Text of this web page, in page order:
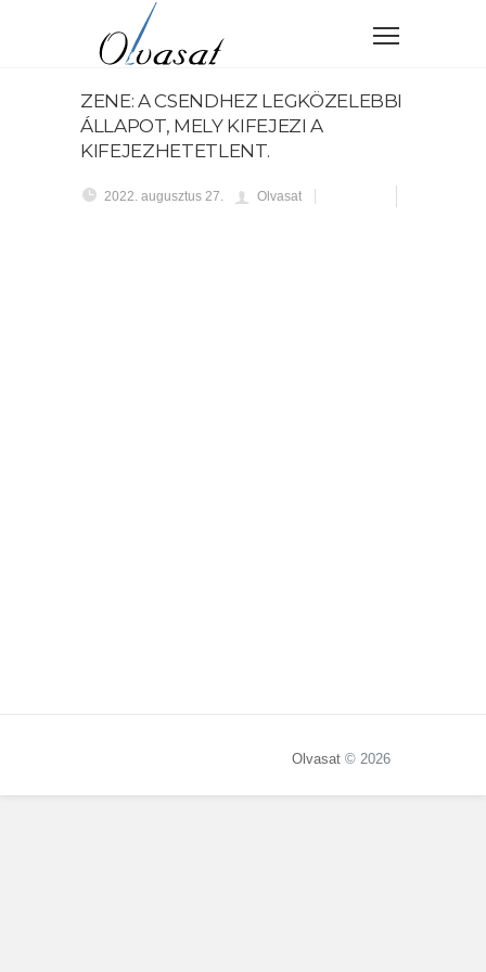
ZENE: A CSENDHEZ LEGKÖZELEBBI
ÁLLAPOT, MELY KIFEJEZI A
KIFEJEZHETETLENT.
2022. augusztus 27. Olvasat
Olvasat © 2026